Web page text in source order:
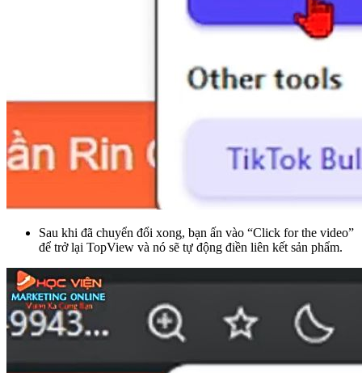
Sau khi đã chuyển đổi xong, bạn ấn vào “Click for the video”
để trở lại TopView và nó sẽ tự động điền liên kết sản phẩm.